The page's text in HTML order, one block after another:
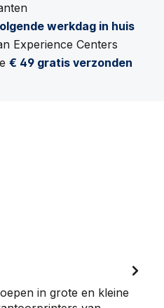
werkdag in huis
Experience Centers
€ 49 gratis verzonden
in grote en kleine